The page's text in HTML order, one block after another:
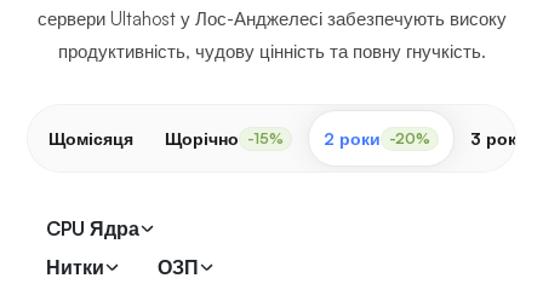
сервери Ultahost у Лос-Анджелесі забезпечують високу
продуктивність, чудову цінність та повну гнучкість.
Щомісяця Щорічно -15% 2 роки -20% 3 роки
CPU Ядра
Нитки
ОЗП